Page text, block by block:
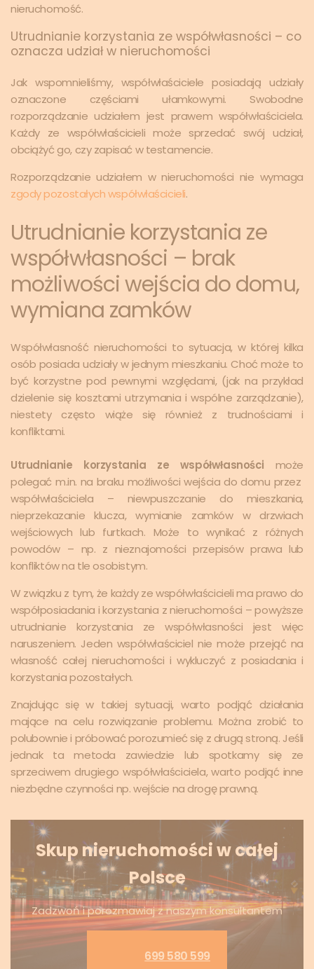
nieruchomość.
Utrudnianie korzystania ze współwłasności – co
oznacza udział w nieruchomości
Jak wspomnieliśmy, współwłaściciele posiadają udziały
oznaczone częściami ułamkowymi. Swobodne
rozporządzanie udziałem jest prawem współwłaściciela.
Każdy ze współwłaścicieli może sprzedać swój udział,
obciążyć go, czy zapisać w testamencie.
Rozporządzanie udziałem w nieruchomości nie wymaga
zgody pozostałych współwłaścicieli.
Utrudnianie korzystania ze
współwłasności – brak
możliwości wejścia do domu,
wymiana zamków
Współwłasność nieruchomości to sytuacja, w której kilka
osób posiada udziały w jednym mieszkaniu. Choć może to
być korzystne pod pewnymi względami, (jak na przykład
dzielenie się kosztami utrzymania i wspólne zarządzanie),
niestety często wiąże się również z trudnościami i
konfliktami.
Utrudnianie korzystania ze współwłasności może
polegać m.in. na braku możliwości wejścia do domu przez
współwłaściciela – niewpuszczanie do mieszkania,
nieprzekazanie klucza, wymianie zamków w drzwiach
wejściowych lub furtkach. Może to wynikać z różnych
powodów – np. z nieznajomości przepisów prawa lub
konfliktów na tle osobistym.
W związku z tym, że każdy ze współwłaścicieli ma prawo do
współposiadania i korzystania z nieruchomości – powyższe
utrudnianie korzystania ze współwłasności jest więc
naruszeniem. Jeden współwłaściciel nie może przejąć na
własność całej nieruchomości i wykluczyć z posiadania i
korzystania pozostałych.
Znajdując się w takiej sytuacji, warto podjąć działania
mające na celu rozwiązanie problemu. Można zrobić to
polubownie i próbować porozumieć się z drugą stroną. Jeśli
jednak ta metoda zawiedzie lub spotkamy się ze
sprzeciwem drugiego współwłaściciela, warto podjąć inne
niezbędne czynności np. wejście na drogę prawną.
Skup nieruchomości w całej
Polsce
Zadzwoń i porozmawiaj z naszym konsultantem
699 580 599